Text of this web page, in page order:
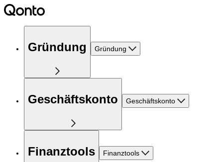
Gründung Gründung
Geschäftskonto Geschäftskonto
Finanztools Finanztools